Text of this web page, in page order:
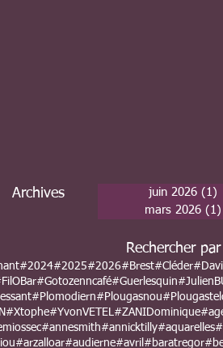
Archives juin 2026 (1)
mars 2026 (1)
Rechercher
#2024#2025#2026#Brest#Cléder
#Gotozenncafé#Guerlesquin
#Plomodiern#Plougasnou
#Xtophe#YvonVETEL #ZANIDominique
#annesmith#annicktilly#aquarelles
#arzalloar#audierne#avril #baratregor